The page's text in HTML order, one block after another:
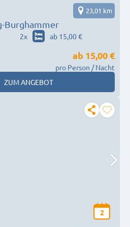
Burghammer
23,01 km
2x ab 15,00 €
ab 15,00 €
pro Person / Nacht
ZUM ANGEBOT
2